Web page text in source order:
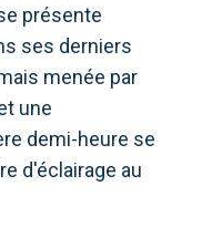
présente
ses derniers
menée par
une
demi-heure se
d'éclairage au